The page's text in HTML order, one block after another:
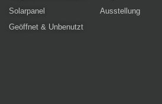
Solarpanel
Geöffnet & Unbenutzt
Ausstellung